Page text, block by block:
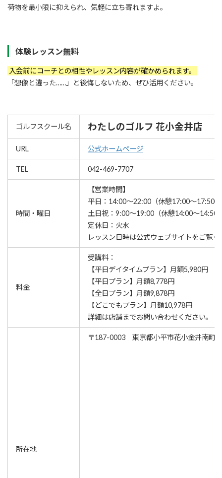
荷物を最小限に抑えられ、気軽に立ち寄れますよ。
体験レッスン無料
入会前にコーチとの相性やレッスン内容が確かめられます。
「想像と違った……」と後悔しないため、ぜひ活用ください。
ゴルフスクール名 わたしのゴルフ 花小金井店
URL 公式ホームページ
TEL 042-469-7707
時間・曜日
【営業時間】
平日：14:00～22:00（休憩17:00～17:50）
土日祝：9:00～19:00（休憩14:00～14:50
定休日：火水
レッスン⽇時は公式ウェブサイトをご覧く
料金
受講料：
【平日デイタイムプラン】月額5,980円
【平日プラン】月額8,778円
【全日プラン】月額9,878円
【どこでもプラン】月額10,978円
詳細は店舗までお問い合わせください。
所在地
〒187-0003 東京都小平市花小金井南町